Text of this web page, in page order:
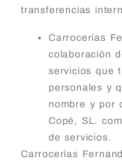
transferencias
Carrocerías
colaboración
servicios que
personales y
nombre y por
Copé, SL.
de servicios.
Carrocerías